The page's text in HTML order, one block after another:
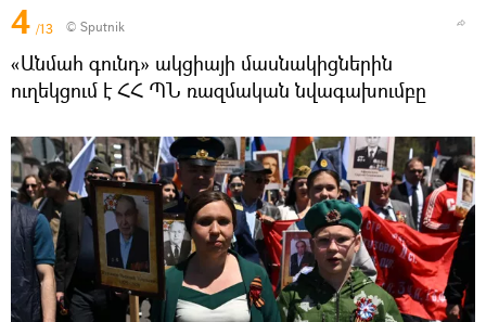
4 /13 © Sputnik
«Անմահ գունդ» ակցիայի մասնակիցներին
ուղեկցում է ՀՀ ՊՆ ռազմական նվագախումբը